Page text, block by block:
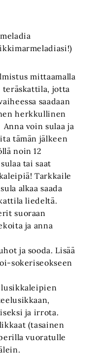
mittaamalla
teräskattila, jotta
saadaan
herkkullinen
voin sulaa ja
tämän jälkeen
noin 12
tai saat
Tarkkaile
alkaa saada
liedeltä.
suoraan
ja anna
ja sooda. Lisää
sokeriseokseen
ja irrota.
(tasainen
vuoratulle